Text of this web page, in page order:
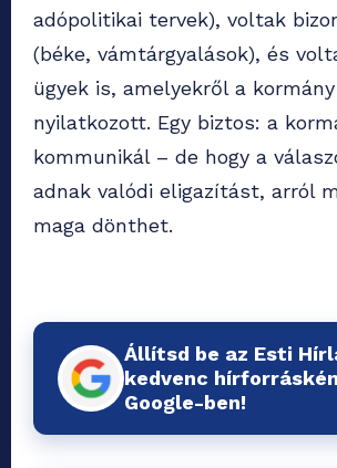
adópolitikai tervek), voltak
(béke, vámtárgyalások), és
ügyek is, amelyekről a
nyilatkozott. Egy biztos: a
kommunikál – de hogy a
adnak valódi eligazítást, arról
maga dönthet.
Állítsd be az Esti
kedvenc
Google-ben!